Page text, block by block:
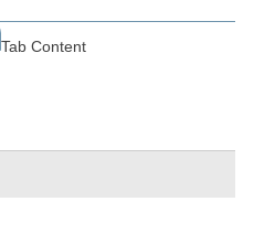
Tab Content